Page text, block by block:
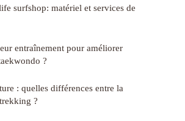
surfshop: matériel et services de
entraînement pour améliorer
?
: quelles différences entre la
?